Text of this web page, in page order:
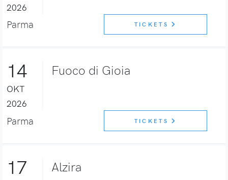
2026
Parma TICKETS
14
OKT
2026
Fuoco di Gioia
Parma TICKETS
17 Alzira